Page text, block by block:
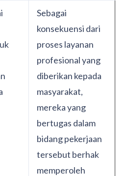
Sebagai
konsekuensi dari
proses layanan
profesional yang
diberikan kepada
masyarakat,
mereka yang
bertugas dalam
bidang pekerjaan
tersebut berhak
memperoleh